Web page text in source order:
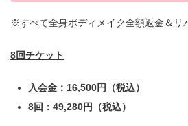
※すべて全身ボディメイク全額返金＆リ
8回チケット
入会金：16,500円（税込）
8回：49,280円（税込）